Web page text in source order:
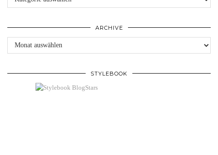
ARCHIVE
Archive
STYLEBOOK